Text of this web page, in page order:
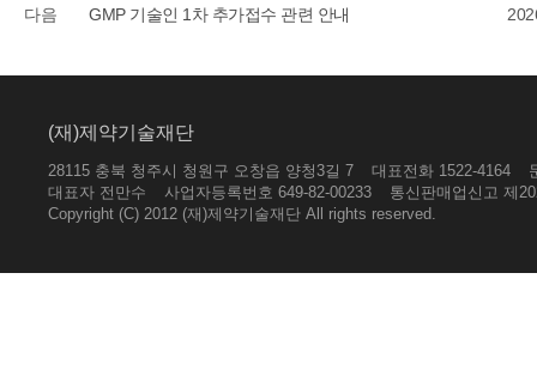
다음
GMP 기술인 1차 추가접수 관련 안내
(재)제약기술재단
28115 충북 청주시 청원구 오창읍 양청3길 7 대표전화 1522-4164
대표자 전만수
사업자등록번호 649-82-00233
통신판매업신고 제
Copyright (C) 2012 (재)제약기술재단 All rights reserved.